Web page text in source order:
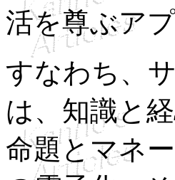
活を尊ぶア
すなわち、
は、知識と
命題とマネ